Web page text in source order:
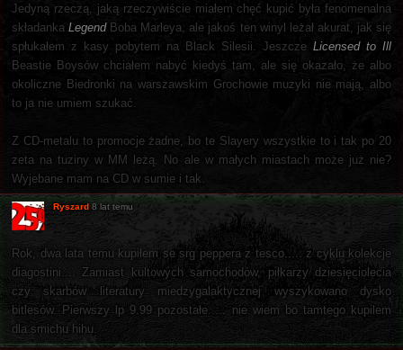
Jedyną rzeczą, jaką rzeczywiście miałem chęć kupić była fenomenalna
składankaLegendBoba Marleya, ale jakoś ten winyl leżał akurat, jak się
spłukałem z kasy pobytem na Black Silesii. Jeszcze Licensed to Ill
Beastie Boysów chciałem nabyć kiedyś tam, ale się okazało, że albo
okoliczne Biedronki na warszawskim Grochowie muzyki nie mają, albo
to ja nie umiem szukać.
Z CD-metalu to promocje żadne, bo te Slayery wszystkie to i tak po 20
zeta na tuziny w MM leżą. No ale w małych miastach może już nie?
Wyjebane mam na CD w sumie i tak.
Ryszard 8 lat temu
Rok, dwa lata temu kupiłem se srg peppera z tesco..... z cyklu kolekcje
diagostini.... Zamiast kultowych samochodów, piłkarzy dziesięciolecia
czy skarbów literatury miedzygalaktycznej wyszykowano dysko
bitlesów. Pierwszy lp 9.99 pozostałe..... nie wiem bo tamtego kupilem
dla smichu hihu.